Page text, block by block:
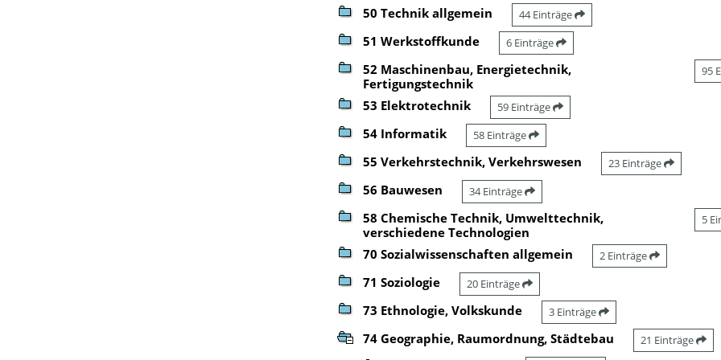
50 Technik allgemein 44 Einträge
51 Werkstoffkunde 6 Einträge
52 Maschinenbau, Energietechnik,
Fertigungstechnik
95
53 Elektrotechnik 59 Einträge
54 Informatik 58 Einträge
55 Verkehrstechnik, Verkehrswesen 23 Einträge
56 Bauwesen 34 Einträge
58 Chemische Technik, Umwelttechnik,
verschiedene Technologien
5
70 Sozialwissenschaften allgemein 2 Einträge
71 Soziologie 20 Einträge
73 Ethnologie, Volkskunde 3 Einträge
74 Geographie, Raumordnung, Städtebau 21 Einträge